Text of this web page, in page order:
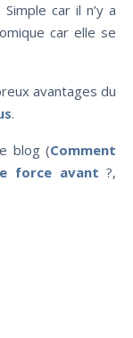
car il n’y a
car elle se
avantages du
.
blog (Comment
force avant ?,